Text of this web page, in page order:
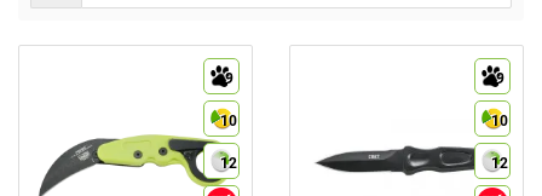
9
10
12
9
10
12